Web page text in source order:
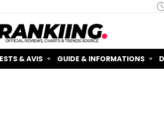
& AVIS GUIDE & INFORMATIONS